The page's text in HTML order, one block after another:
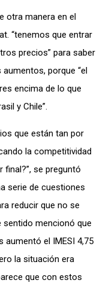
otra manera en el
“tenemos que entrar
precios” para saber
porque “el
encima de lo que
y Chile”.
que están tan por
la competitividad
se preguntó
serie de cuestiones
reducir que no se
mencionó que
aumentó el IMESI 4,75
la situación era
que con estos